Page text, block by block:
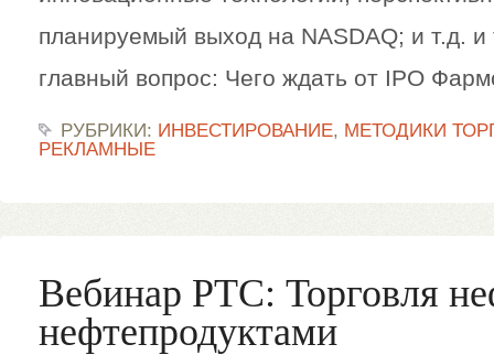
планируемый выход на NASDAQ; и т.д.
главный вопрос: Чего ждать от IPO
РУБРИКИ: ИНВЕСТИРОВАНИЕ, МЕТОДИКИ
РЕКЛАМНЫЕ
Вебинар РТС: Торговля
нефтепродуктами